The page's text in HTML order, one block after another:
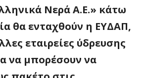
Νερά Α.Ε.» κάτω
θα ενταχθούν η ΕΥΔΑΠ,
εταιρείες ύδρευσης
να μπορέσουν να